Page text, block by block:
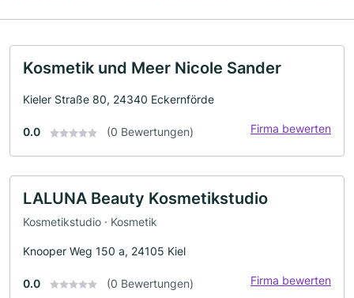
Kosmetik und Meer Nicole Sander
Kieler Straße 80, 24340 Eckernförde
0.0 (0 Bewertungen) Firma bewerten
LALUNA Beauty Kosmetikstudio
Kosmetikstudio · Kosmetik
Knooper Weg 150 a, 24105 Kiel
0.0 (0 Bewertungen) Firma bewerten